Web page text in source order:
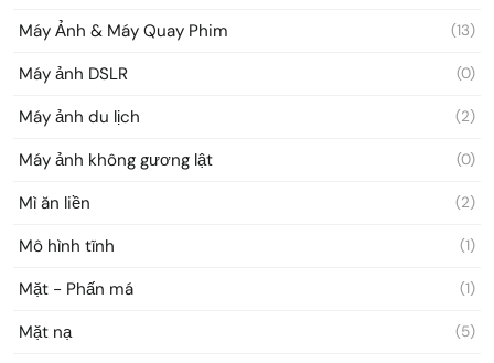
Máy Ảnh & Máy Quay Phim (13)
Máy ảnh DSLR (0)
Máy ảnh du lịch (2)
Máy ảnh không gương lật (0)
Mì ăn liền (2)
Mô hình tĩnh (1)
Mặt - Phấn má (1)
Mặt nạ (5)